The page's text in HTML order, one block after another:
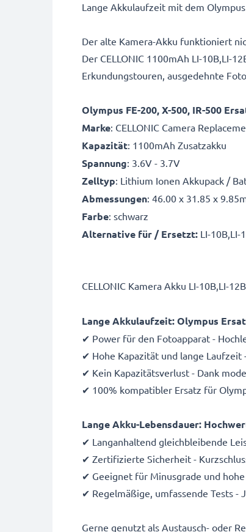
Lange Akkulaufzeit mit dem
Der alte Kamera-Akku funktioniert
Der CELLONIC 1100mAh LI-10B,LI-
Erkundungstouren, ausgedehnte
Olympus FE-200, X-500, IR-500
Marke: CELLONIC Camera
Kapazität: 1100mAh Zusatzakku
Spannung: 3.6V - 3.7V
Zelltyp: Lithium Ionen Akkupack /
Abmessungen: 46.00 x 31.85 x
Farbe: schwarz
Alternative für / Ersetzt: LI-10B,LI-
CELLONIC Kamera Akku LI-10B,LI-
Lange Akkulaufzeit: Olympus
✔ Power für den Fotoapparat -
✔ Hohe Kapazität und lange
✔ Kein Kapazitätsverlust - Dank
✔ 100% kompatibler Ersatz für
Lange Akku-Lebensdauer:
✔ Langanhaltend gleichbleibende
✔ Zertifizierte Sicherheit -
✔ Geeignet für Minusgrade und
✔ Regelmäßige, umfassende Tests
Gerne genutzt als Austausch- oder